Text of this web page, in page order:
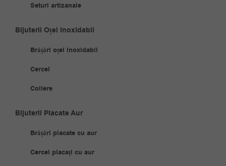
Seturi artizanale
Bijuterii Oțel Inoxidabil
Brățări oțel inoxidabil
Cercei
Coliere
Bijuterii Placate Aur
Brățări placate cu aur
Cercei placați cu aur